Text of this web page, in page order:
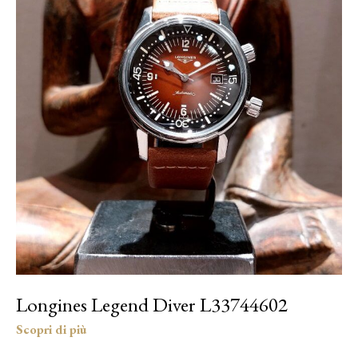
Longines Legend Diver L33744602